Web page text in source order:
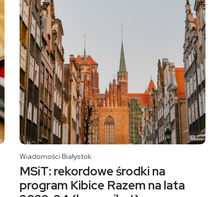
Wiadomości Białystok
MSiT: rekordowe środki na
program Kibice Razem na lata